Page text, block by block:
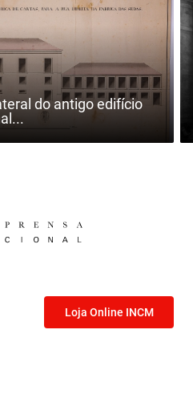
do antigo edifício
Loja Online INCM